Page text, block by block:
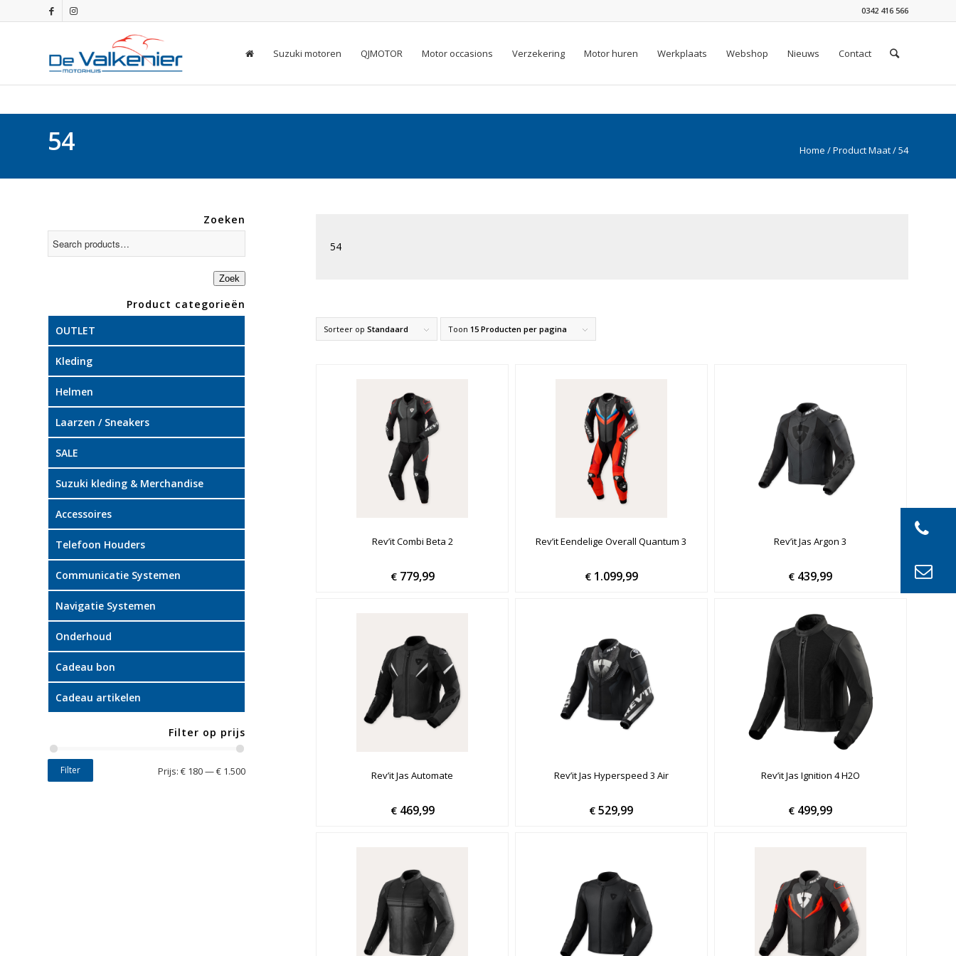
0342 416 566
Suzuki motoren QJMOTOR Motor occasions Verzekering Motor huren Werkplaats Webshop Nieuws Contact
54 Home / Product Maat / 54
54
Sorteer op Standaard Toon 15 Producten per pagina
Rev’it Combi Beta 2
€779,99
Rev’it Eendelige Overall Quantum 3
€1.099,99
Rev’it Jas Argon 3
€ 439,99
Rev’it Jas Automate
€469,99
Rev’it Jas Hyperspeed 3 Air
€ 529,99
Rev’it Jas Ignition 4 H2O
€ 499,99
Zoeken
Zoek
Product categorieën
OUTLET
Kleding
Helmen
Laarzen / Sneakers
SALE
Suzuki kleding & Merchandise
Accessoires
Telefoon Houders
Communicatie Systemen
Navigatie Systemen
Onderhoud
Cadeau bon
Cadeau artikelen
Filter op prijs
Filter Prijs: € 180—€ 1.500